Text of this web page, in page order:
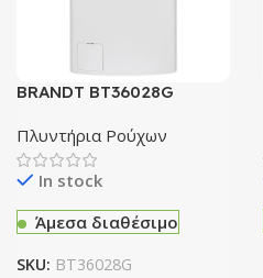
BRANDT BT36028G
Φόρτωσης
Πλυντήρια Ρούχων
In stock
Άμεσα διαθέσιμο
SKU: BT36028G